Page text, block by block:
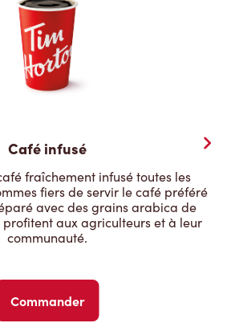
Café infusé
fraîchement infusé toutes les
fiers de servir le café préféré
avec des grains arabica de
aux agriculteurs et à leur
communauté.
Commander